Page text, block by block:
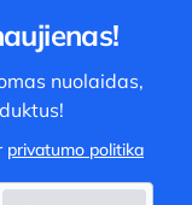
nuolaidas,
privatumo politika